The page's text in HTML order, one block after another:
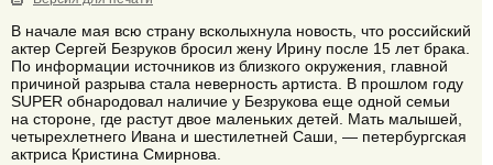
В начале мая всю страну всколыхнула новость, что российский
актер Сергей Безруков бросил жену Ирину после 15 лет брака.
По информации источников из близкого окружения, главной
причиной разрыва стала неверность артиста. В прошлом году
SUPER обнародовал наличие у Безрукова еще одной семьи
на стороне, где растут двое маленьких детей. Мать малышей,
четырехлетнего Ивана и шестилетней Саши, — петербургская
актриса Кристина Смирнова.